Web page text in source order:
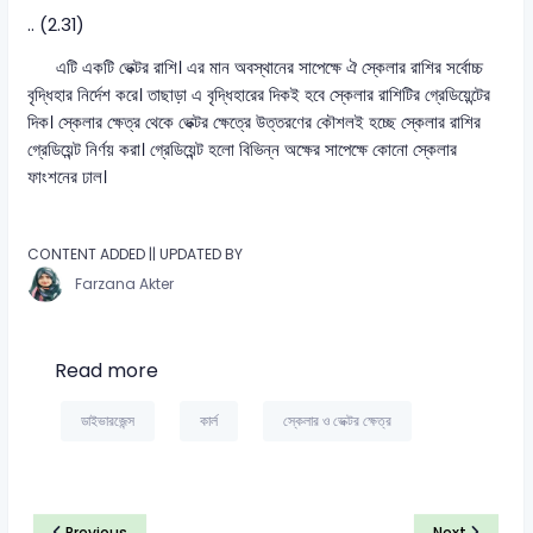
.. (2.31)
এটি একটি ভেক্টর রাশি। এর মান অবস্থানের সাপেক্ষে ঐ স্কেলার রাশির সর্বোচ্চ
বৃদ্ধিহার নির্দেশ করে। তাছাড়া এ বৃদ্ধিহারের দিকই হবে স্কেলার রাশিটির গ্রেডিয়েন্টের
দিক। স্কেলার ক্ষেত্র থেকে ভেক্টর ক্ষেত্রে উত্তরণের কৌশলই হচ্ছে স্কেলার রাশির
গ্রেডিয়েন্ট নির্ণয় করা। গ্রেডিয়েন্ট হলো বিভিন্ন অক্ষের সাপেক্ষে কোনো স্কেলার
ফাংশনের ঢাল।
CONTENT ADDED || UPDATED BY
Farzana Akter
Read more
ডাইভারজেন্স কার্ল স্কেলার ও ভেক্টর ক্ষেত্র